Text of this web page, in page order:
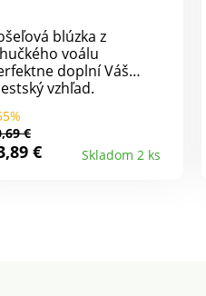
blúzka z
voálu
doplní Váš
vzhľad.
predok,
na rukávoch,
golier - to nemá
€
€ Skladom 2 ks